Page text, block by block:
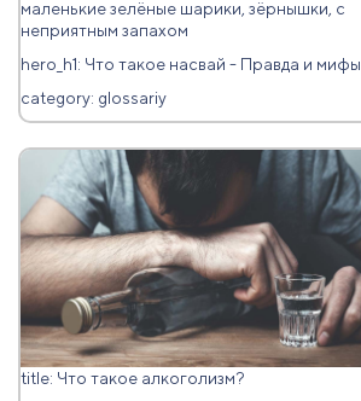
маленькие зелёные шарики, зёрнышки, с
неприятным запахом
hero_h1: Что такое насвай - Правда и мифы
category: glossariy
title: Что такое алкоголизм?